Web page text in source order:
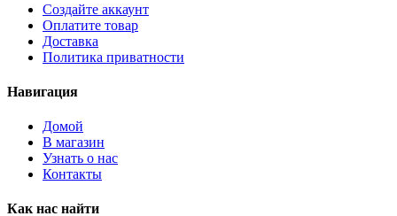
Создайте аккаунт
Оплатите товар
Доставка
Политика приватности
Навигация
Домой
В магазин
Узнать о нас
Контакты
Как нас найти